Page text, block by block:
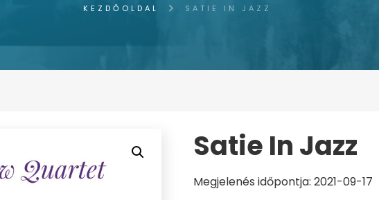
KEZDŐOLDAL SATIE IN JAZZ
Satie In Jazz
Megjelenés időpontja: 2021-09-17